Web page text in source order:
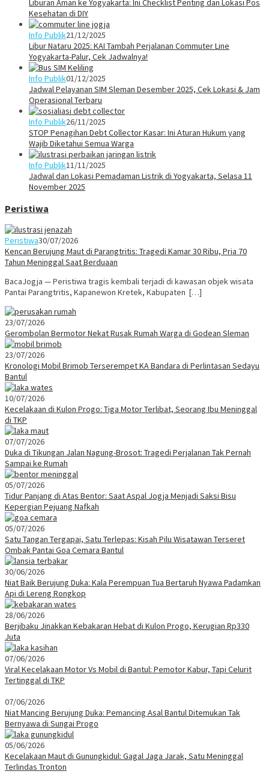
Liburan Aman ke Yogyakarta: Ini Checklist Penting dan Lokasi Pos
Kesehatan di DIY
Info Publik21/12/2025
Libur Nataru 2025: KAI Tambah Perjalanan Commuter Line
Yogyakarta-Palur, Cek Jadwalnya!
Info Publik01/12/2025
Jadwal Pelayanan SIM Sleman Desember 2025, Cek Lokasi & Jam
Operasional Terbaru
Info Publik26/11/2025
STOP Penagihan Debt Collector Kasar: Ini Aturan Hukum yang
Wajib Diketahui Semua Warga
Info Publik11/11/2025
Jadwal dan Lokasi Pemadaman Listrik di Yogyakarta, Selasa 11
November 2025
Peristiwa
Peristiwa30/07/2026
Kencan Berujung Maut di Parangtritis: Tragedi Kamar 30 Ribu, Pria 70
Tahun Meninggal Saat Berduaan
BacaJogja — Peristiwa tragis kembali terjadi di kawasan objek wisata
Pantai Parangtritis, Kapanewon Kretek, Kabupaten […]
23/07/2026
Gerombolan Bermotor Nekat Rusak Rumah Warga di Godean Sleman
23/07/2026
Kronologi Mobil Brimob Terserempet KA Bandara di Perlintasan Sedayu
Bantul
10/07/2026
Kecelakaan di Kulon Progo: Tiga Motor Terlibat, Seorang Ibu Meninggal
di TKP
07/07/2026
Duka di Tikungan Jalan Nagung-Brosot: Tragedi Perjalanan Tak Pernah
Sampai ke Rumah
05/07/2026
Tidur Panjang di Atas Bentor: Saat Aspal Jogja Menjadi Saksi Bisu
Kepergian Pejuang Nafkah
05/07/2026
Satu Tangan Tergapai, Satu Terlepas: Kisah Pilu Wisatawan Terseret
Ombak Pantai Goa Cemara Bantul
30/06/2026
Niat Baik Berujung Duka: Kala Perempuan Tua Bertaruh Nyawa Padamkan
Api di Lereng Rongkop
28/06/2026
Berjibaku Jinakkan Kebakaran Hebat di Kulon Progo, Kerugian Rp330
Juta
07/06/2026
Viral Kecelakaan Motor Vs Mobil di Bantul: Pemotor Kabur, Tapi Celurit
Tertinggal di TKP
07/06/2026
Niat Mancing Berujung Duka: Pemancing Asal Bantul Ditemukan Tak
Bernyawa di Sungai Progo
05/06/2026
Kecelakaan Maut di Gunungkidul: Gagal Jaga Jarak, Satu Meninggal
Terlindas Tronton